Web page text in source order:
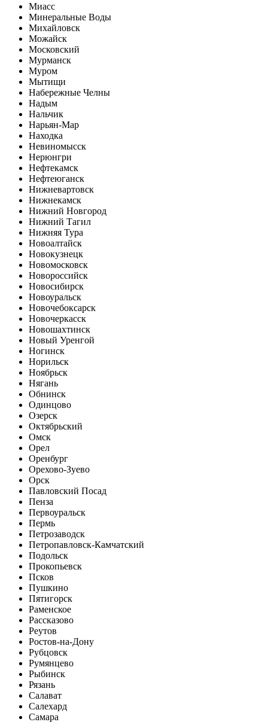
Миасс
Минеральные Воды
Михайловск
Можайск
Московский
Мурманск
Муром
Мытищи
Набережные Челны
Надым
Нальчик
Нарьян-Мар
Находка
Невиномысск
Нерюнгри
Нефтекамск
Нефтеюганск
Нижневартовск
Нижнекамск
Нижний Новгород
Нижний Тагил
Нижняя Тура
Новоалтайск
Новокузнецк
Новомосковск
Новороссийск
Новосибирск
Новоуральск
Новочебоксарск
Новочеркасск
Новошахтинск
Новый Уренгой
Ногинск
Норильск
Ноябрьск
Нягань
Обнинск
Одинцово
Озерск
Октябрьский
Омск
Орел
Оренбург
Орехово-Зуево
Орск
Павловский Посад
Пенза
Первоуральск
Пермь
Петрозаводск
Петропавловск-Камчатский
Подольск
Прокопьевск
Псков
Пушкино
Пятигорск
Раменское
Рассказово
Реутов
Ростов-на-Дону
Рубцовск
Румянцево
Рыбинск
Рязань
Салават
Салехард
Самара